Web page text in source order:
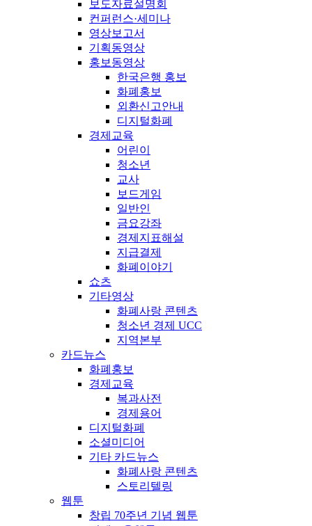
보도자료설명회
컨퍼런스·세미나
영상보고서
기획동영상
홍보동영상
한국은행 홍보
화폐홍보
외환신고안내
디지털화폐
경제교육
어린이
청소년
교사
보드게임
일반인
금요강좌
경제지표해설
지급결제
화폐이야기
쇼츠
기타영상
화폐사랑 콘텐츠
청소년 경제 UCC
지역본부
카드뉴스
화폐홍보
경제교육
복과사전
경제용어
디지털화폐
소셜미디어
기타 카드뉴스
화폐사랑 콘텐츠
스토리텔링
웹툰
창립 70주년 기념 웹툰